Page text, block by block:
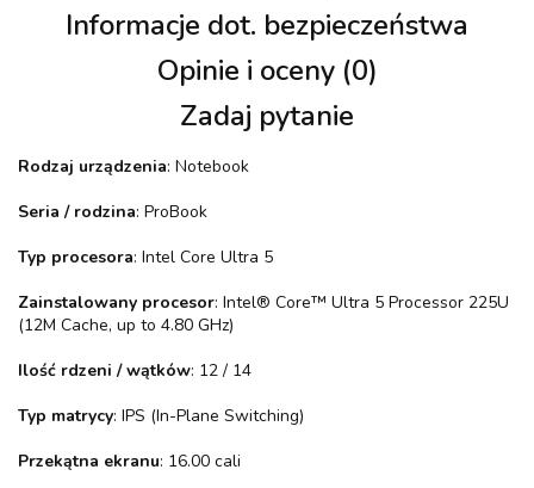
Informacje dot. bezpieczeństwa
Opinie i oceny (0)
Zadaj pytanie
Rodzaj urządzenia: Notebook
Seria / rodzina: ProBook
Typ procesora: Intel Core Ultra 5
Zainstalowany procesor: Intel® Core™ Ultra 5 Processor 225U
(12M Cache, up to 4.80 GHz)
Ilość rdzeni / wątków: 12 / 14
Typ matrycy: IPS (In-Plane Switching)
Przekątna ekranu: 16.00 cali